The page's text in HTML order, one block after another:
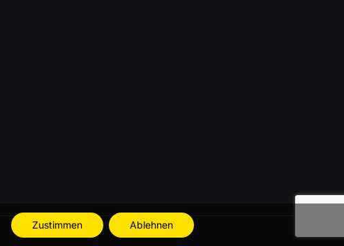
Zustimmen Ablehnen